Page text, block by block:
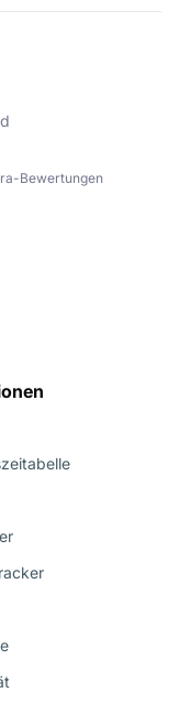
Bewertungen